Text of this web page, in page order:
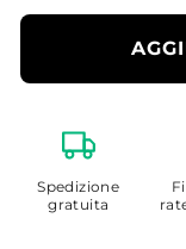
Spedizione
gratuita